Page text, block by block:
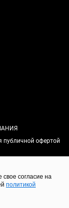
согласие на
политикой
публичной офертой